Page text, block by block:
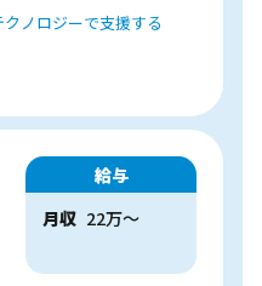
ノロジーで支援する
給与
月収 22万〜